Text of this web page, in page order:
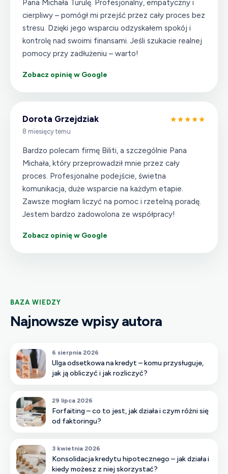
Pana Michała Turulę. Profesjonalny, empatyczny i
cierpliwy – pomógł mi przejść przez cały proces bez
stresu. Dzięki jego wsparciu odzyskałem spokój i
kontrolę nad swoimi finansami. Jeśli szukacie realnej
pomocy przy zadłużeniu – warto!
Zobacz opinię w Google
Dorota Grzejdziak
8 miesięcy temu
★★★★★
Bardzo polecam firmę Biliti, a szczególnie Pana
Michała, który przeprowadził mnie przez cały
proces. Profesjonalne podejście, świetna
komunikacja, duże wsparcie na każdym etapie.
Zawsze mogłam liczyć na pomoc i rzetelną poradę.
Jestem bardzo zadowolona ze współpracy!
Zobacz opinię w Google
BAZA WIEDZY
Najnowsze wpisy autora
6 sierpnia 2026
Ulga odsetkowa na kredyt – komu przysługuje,
jak ją obliczyć i jak rozliczyć?
29 lipca 2026
Forfaiting – co to jest, jak działa i czym różni się
od faktoringu?
3 kwietnia 2026
Konsolidacja kredytu hipotecznego – jak działa i
kiedy możesz z niej skorzystać?